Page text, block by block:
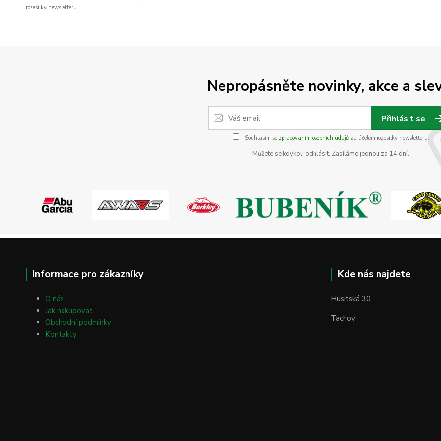
rozesílky newsletteru.
Nepropásněte novinky, akce a
Přihlásit se
Souhlasím se zpracováním osobních údajůza účelem rozesílky newsletteru.
Můžete se kdykoli odhlásit. Zasíláme jednou za 14 dní.
Informace pro zákazníky
O nás
Jak nakupovat
Obchodní podmínky
Kontakty
Kde nás najdete
Husitská 30
Tachov